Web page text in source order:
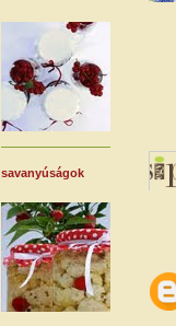
savanyúságok